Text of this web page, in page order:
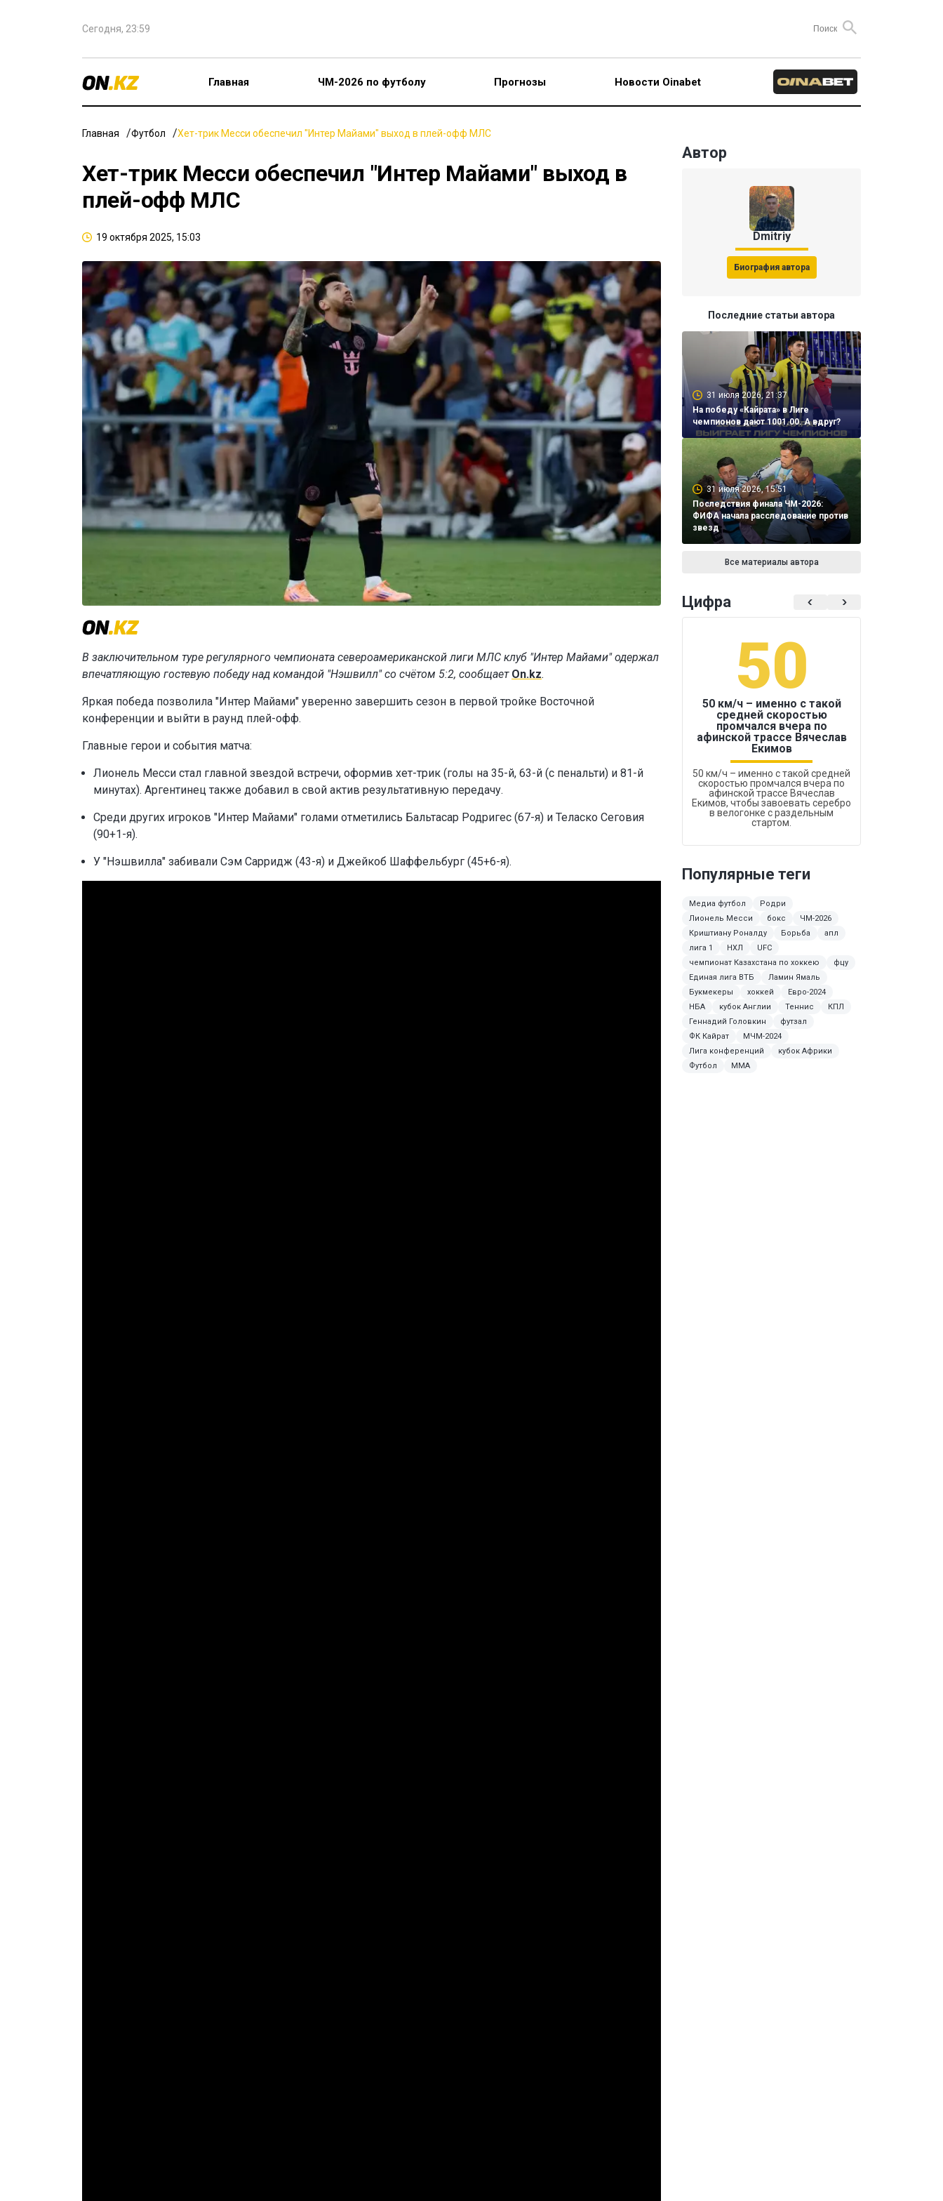
Сегодня, 23:59
Главная ЧМ-2026 по футболу Прогнозы Новости Oinabet
Главная Футбол Хет-трик Месси обеспечил "Интер Майами" выход в плей-офф МЛС
Хет-трик Месси обеспечил "Интер Майами" выход в
плей-офф МЛС
19 октября 2025, 15:03
В заключительном туре регулярного чемпионата североамериканской лиги МЛС клуб "Интер Майами" одержал
впечатляющую гостевую победу над командой "Нэшвилл" со счётом 5:2, сообщает On.kz.
Яркая победа позволила "Интер Майами" уверенно завершить сезон в первой тройке Восточной
конференции и выйти в раунд плей-офф.
Главные герои и события матча:
Лионель Месси стал главной звездой встречи, оформив хет-трик (голы на 35-й, 63-й (с пенальти) и 81-й
минутах). Аргентинец также добавил в свой актив результативную передачу.
Среди других игроков "Интер Майами" голами отметились Бальтасар Родригес (67-я) и Теласко Сеговия
(90+1-я).
У "Нэшвилла" забивали Сэм Сарридж (43-я) и Джейкоб Шаффельбург (45+6-я).
Автор
Dmitriy
Биография автора
Последние статьи автора
31 июля 2026, 21:37
На победу «Кайрата» в Лиге
чемпионов дают 1001.00. А вдруг?
31 июля 2026, 15:51
Последствия финала ЧМ-2026:
ФИФА начала расследование против
звезд
Все материалы автора
Цифра
50
50 км/ч – именно с такой
средней скоростью
промчался вчера по
афинской трассе Вячеслав
Екимов
50 км/ч – именно с такой средней
скоростью промчался вчера по
афинской трассе Вячеслав
Екимов, чтобы завоевать серебро
в велогонке с раздельным
стартом.
Популярные теги
Медиа футбол
Родри
Лионель Месси
бокс
ЧМ-2026
Криштиану Роналду
Борьба
апл
лига 1
НХЛ
UFC
чемпионат Казахстана по хоккею
фцу
Единая лига ВТБ
Ламин Ямаль
Букмекеры
хоккей
Евро-2024
НБА
кубок Англии Теннис
КПЛ
Геннадий Головкин
футзал
ФК Кайрат
МЧМ-2024
Лига конференций
кубок Африки
Футбол
ММА